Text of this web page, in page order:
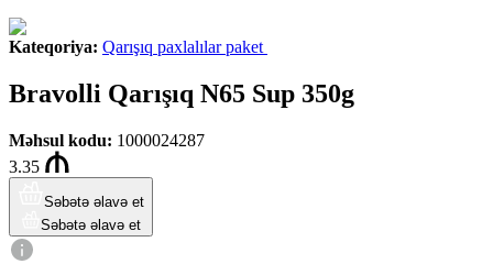
Kateqoriya: Qarışıq paxlalılar paket
Bravolli Qarışıq N65 Sup 350g
Məhsul kodu: 1000024287
3.35
Səbətə əlavə et
Səbətə əlavə et